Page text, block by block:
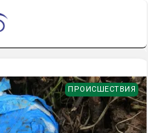
ПРОИСШЕСТВИЯ